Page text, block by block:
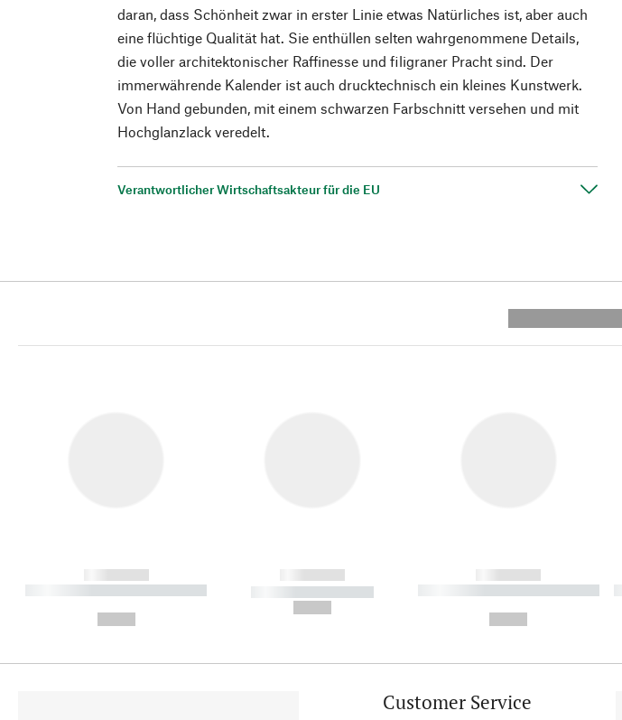
daran, dass Schönheit zwar in erster Linie etwas Natürliches ist, aber auch
eine flüchtige Qualität hat. Sie enthüllen selten wahrgenommene Details,
die voller architektonischer Raffinesse und filigraner Pracht sind. Der
immerwährende Kalender ist auch drucktechnisch ein kleines Kunstwerk.
Von Hand gebunden, mit einem schwarzen Farbschnitt versehen und mit
Hochglanzlack veredelt.
Verantwortlicher Wirtschaftsakteur für die EU
------------
----------- ----------- ----------
------------
----------- -----------
------------
----------- ----------- ----------
Customer Service